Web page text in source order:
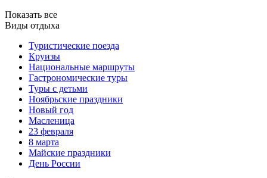
Показать все
Виды отдыха
Туристические поезда
Круизы
Национальные маршруты
Гастрономические туры
Туры с детьми
Ноябрьские праздники
Новый год
Масленица
23 февраля
8 марта
Майские праздники
День России